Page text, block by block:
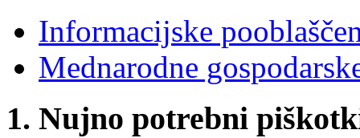
Informacijske
Mednarodne
1. Nujno potrebni